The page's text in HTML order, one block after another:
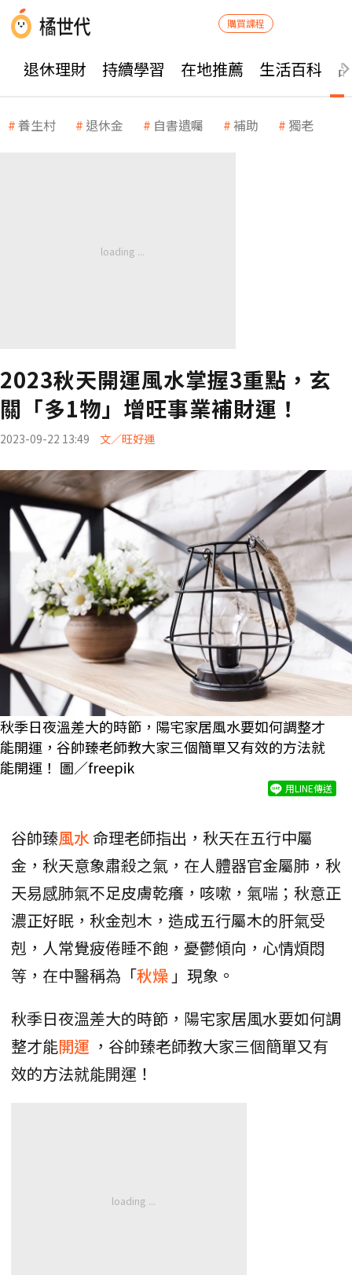
購買課程
退休理財 持續學習 在地推薦 生活百科
養生村 退休金 自書遺囑 補助 獨老
2023秋天開運風水掌握3重點，玄
關「多1物」增旺事業補財運！
2023-09-22 13:49 文／旺好運
秋季日夜溫差大的時節，陽宅家居風水要如何調整才
能開運，谷帥臻老師教大家三個簡單又有效的方法就
能開運！ 圖／freepik
用LINE傳送
谷帥臻風水命理老師指出，秋天在五行中屬
金，秋天意象肅殺之氣，在人體器官金屬肺，秋
天易感肺氣不足皮膚乾癢，咳嗽，氣喘；秋意正
濃正好眠，秋金剋木，造成五行屬木的肝氣受
剋，人常覺疲倦睡不飽，憂鬱傾向，心情煩悶
等，在中醫稱為「秋燥 」現象。
秋季日夜溫差大的時節，陽宅家居風水要如何調
整才能開運 ，谷帥臻老師教大家三個簡單又有
效的方法就能開運！